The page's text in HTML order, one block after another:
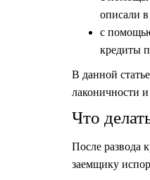
описали в
с
кредиты
В данной
лаконичности
Что
После развода
заемщику